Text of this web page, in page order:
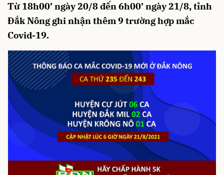
Từ 18h00’ ngày 20/8 đến 6h00’ ngày 21/8, tỉnh
Đắk Nông ghi nhận thêm 9 trường hợp mắc
Covid-19.
Hủy